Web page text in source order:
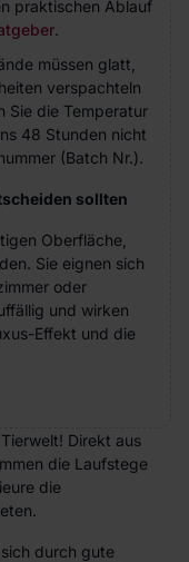
praktischen Ablauf
.
müssen glatt,
verspachteln
Sie die Temperatur
48 Stunden nicht
(Batch Nr.).
sollten
Oberfläche,
Sie eignen sich
oder
und wirken
Effekt und die
Direkt aus
die Laufstege
die
durch gute